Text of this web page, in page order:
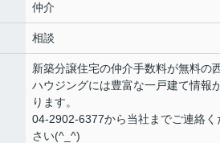
仲介
相談
新築分譲住宅の仲介手数料が無料の
ハウジングには豊富な一戸建て情報
ります。
04-2902-6377から当社までご連絡く
さい(^_^)